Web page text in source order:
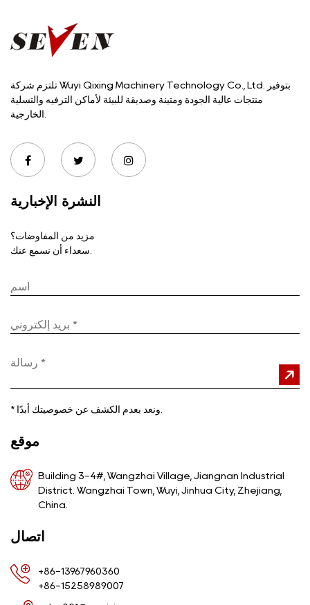
تلتزم شركة Wuyi Qixing Machinery Technology Co., Ltd. بتوفير
منتجات عالية الجودة ومتينة وصديقة للبيئة لأماكن الترفيه والتسلية
النشرة الإخبارية
مزيد من المفاوضات؟
*
موقع
Building 3-4#, Wangzhai Village, Jiangnan Industrial
District. Wangzhai Town, Wuyi, Jinhua City, Zhejiang,
China.
اتصال
+86-13967960360
+86-15258989007